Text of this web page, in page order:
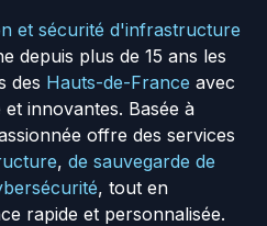
et sécurité d'infrastructure
depuis plus de 15 ans les
des Hauts-de-France avec
innovantes. Basée à
offre des services
, de sauvegarde de
, tout en
rapide et personnalisée.